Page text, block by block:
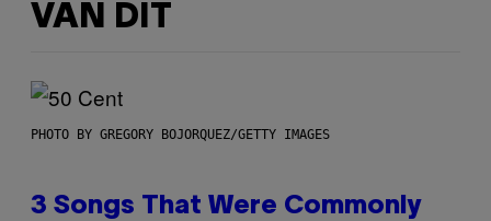
VAN DIT
PHOTO BY GREGORY BOJORQUEZ/GETTY IMAGES
3 Songs That Were Commonly